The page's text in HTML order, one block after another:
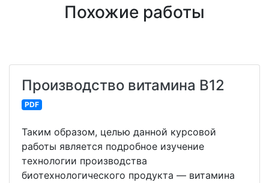
Похожие работы
Производство витамина В12
PDF
Таким образом, целью данной курсовой
работы является подробное изучение
технологии производства
биотехнологического продукта — витамина